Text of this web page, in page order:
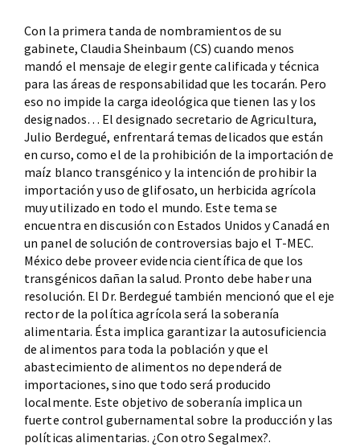
Con la primera tanda de nombramientos de su
gabinete, Claudia Sheinbaum (CS) cuando menos
mandó el mensaje de elegir gente calificada y técnica
para las áreas de responsabilidad que les tocarán. Pero
eso no impide la carga ideológica que tienen las y los
designados… El designado secretario de Agricultura,
Julio Berdegué, enfrentará temas delicados que están
en curso, como el de la prohibición de la importación de
maíz blanco transgénico y la intención de prohibir la
importación y uso de glifosato, un herbicida agrícola
muy utilizado en todo el mundo. Este tema se
encuentra en discusión con Estados Unidos y Canadá en
un panel de solución de controversias bajo el T-MEC.
México debe proveer evidencia científica de que los
transgénicos dañan la salud. Pronto debe haber una
resolución. El Dr. Berdegué también mencionó que el eje
rector de la política agrícola será la soberanía
alimentaria. Ésta implica garantizar la autosuficiencia
de alimentos para toda la población y que el
abastecimiento de alimentos no dependerá de
importaciones, sino que todo será producido
localmente. Este objetivo de soberanía implica un
fuerte control gubernamental sobre la producción y las
políticas alimentarias. ¿Con otro Segalmex?.